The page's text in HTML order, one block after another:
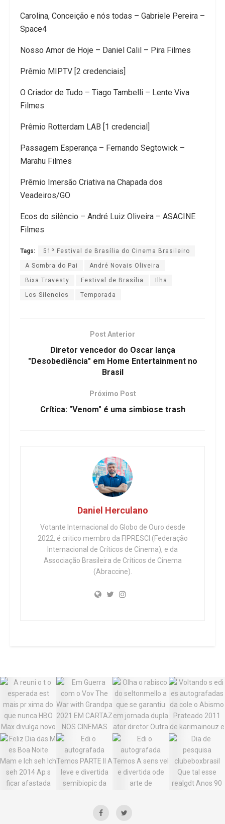
Carolina, Conceição e nós todas – Gabriele Pereira –
Space4
Nosso Amor de Hoje – Daniel Calil – Pira Filmes
Prêmio MIPTV [2 credenciais]
O Criador de Tudo – Tiago Tambelli – Lente Viva
Filmes
Prêmio Rotterdam LAB [1 credencial]
Passagem Esperança – Fernando Segtowick –
Marahu Filmes
Prêmio Imersão Criativa na Chapada dos
Veadeiros/GO
Ecos do silêncio – André Luiz Oliveira – ASACINE
Filmes
Tags: 51º Festival de Brasília do Cinema Brasileiro
A Sombra do Pai André Novais Oliveira
Bixa Travesty Festival de Brasília Ilha
Los Silencios Temporada
Post Anterior
Diretor vencedor do Oscar lança
"Desobediência" em Home Entertainment no
Brasil
Próximo Post
Crítica: "Venom" é uma simbiose trash
Daniel Herculano
Votante Internacional do Globo de Ouro desde
2022, é critico membro da FIPRESCI (Federação
Internacional de Críticos de Cinema), e da
Associação Brasileira de Críticos de Cinema
(Abraccine).